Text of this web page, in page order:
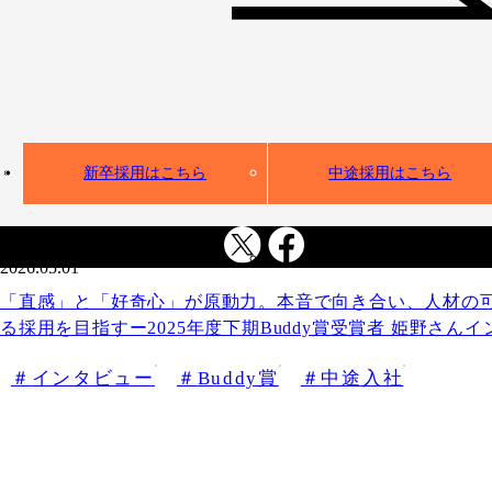
新卒採用はこちら 中途採用はこちら
「直感」と「好奇心」が原動力。本音で向き合い、人材の
る採用を目指すー2025年度下期Buddy賞受賞者 姫野さんイ
2026.05.01
インタビュー Buddy賞 中途入社